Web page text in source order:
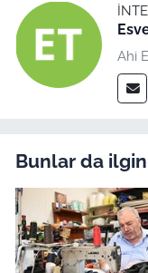
Ahi
Bunlar da